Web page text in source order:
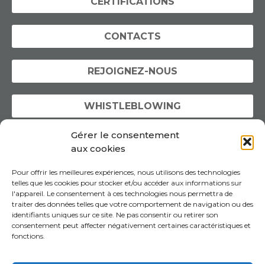
Gérer le consentement
aux cookies
Pour offrir les meilleures expériences, nous utilisons des technologies
telles que les cookies pour stocker et/ou accéder aux informations sur
l'appareil. Le consentement à ces technologies nous permettra de
traiter des données telles que votre comportement de navigation ou des
identifiants uniques sur ce site. Ne pas consentir ou retirer son
consentement peut affecter négativement certaines caractéristiques et
fonctions.
CONTACTS
REJOIGNEZ-NOUS
WHISTLEBLOWING
CONFIDENTIALITÉ & COOKIES